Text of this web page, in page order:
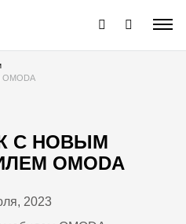
OMODA
С НОВЫМ
OMODA
2023